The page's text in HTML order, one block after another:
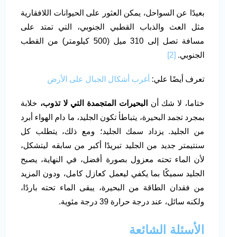
بعيدًا عن السواحل، يمكن العثور على الحيوانات اللافقارية
مثل العث والذباب القطبي الجنوبي، التي تمتد على
مسافة تصل إلى 310 ميل (500 كيلومتر) من القطب
الجنوبي. [2]
تعرف أيضًا علي: أغرب أشكال الجبال على الأرض
ختاما، لا شك أن البحيرات المتجمدة التي لا تذوب، خلابة
بمجرد تجمد البحيرة، يتباطأ تكون الجليد، ما دام الهواء أبرد
من الجليد. يزداد سمك الجليد؛ ومع ذلك، يتطلب كل
سنتيمتر جديد من الجليد تبريدًا أكبر من سابقه ليتشكل،
لأن الماء تحته معزول بصورة أفضل، في النهاية، يصبح
الجليد سميكًا بما يكفي ليعمل كعازل كامل، ودون المزيد
من فقدان الطاقة من البحيرة، يبقى الماء تحته باردًا،
ولكنه سائل، عند درجة حرارة 39 درجة مئوية.
الأسئلة الشائعة